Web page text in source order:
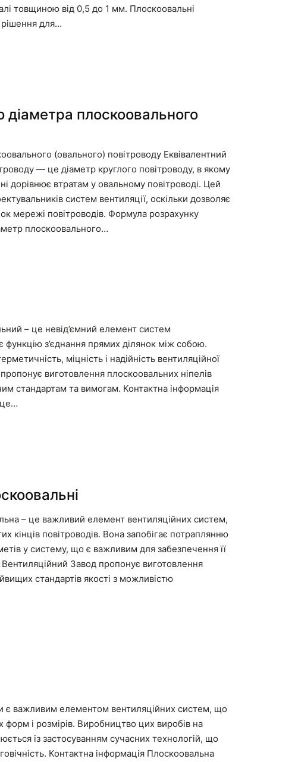
товщиною від 0,5 до 1 мм. Плоскоовальні
для…
діаметра плоскоовального
(овального) повітроводу Еквівалентний
— це діаметр круглого повітроводу, в якому
дорівнює втратам у овальному повітроводі. Цей
систем вентиляції, оскільки дозволяє
мережі повітроводів. Формула розрахунку
плоскоовального…
– це невід’ємний елемент систем
функцію з’єднання прямих ділянок між собою.
міцність і надійність вентиляційної
виготовлення плоскоовальних ніпелів
стандартам та вимогам. Контактна інформація
– це важливий елемент вентиляційних систем,
кінців повітроводів. Вона запобігає потраплянню
у систему, що є важливим для забезпечення її
Завод пропонує виготовлення
стандартів якості з можливістю
є важливим елементом вентиляційних систем, що
форм і розмірів. Виробництво цих виробів на
із застосуванням сучасних технологій, що
Контактна інформація Плоскоовальна